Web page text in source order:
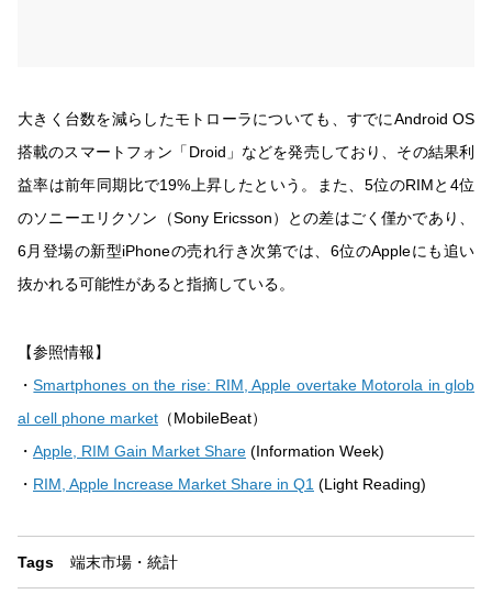
大きく台数を減らしたモトローラについても、すでにAndroid OS
搭載のスマートフォン「Droid」などを発売しており、その結果利
益率は前年同期比で19%上昇したという。また、5位のRIMと4位
のソニーエリクソン（Sony Ericsson）との差はごく僅かであり、
6月登場の新型iPhoneの売れ行き次第では、6位のAppleにも追い
抜かれる可能性があると指摘している。
【参照情報】
・Smartphones on the rise: RIM, Apple overtake Motorola in glob
al cell phone market （MobileBeat）
・ Apple, RIM Gain Market Share (Information Week)
・ RIM, Apple Increase Market Share in Q1 (Light Reading)
Tags 端末市場・統計